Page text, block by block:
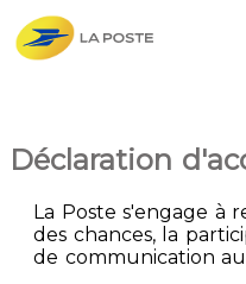
Déclaration
La Poste s'engage à
des chances, la
de communication